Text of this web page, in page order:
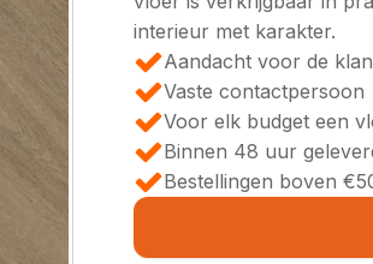
€39,95.
€36,95.
interieur met karakter.
Aandacht voor de
Vaste contactpersoon
Voor elk budget een
Binnen 48 uur
Bestellingen boven